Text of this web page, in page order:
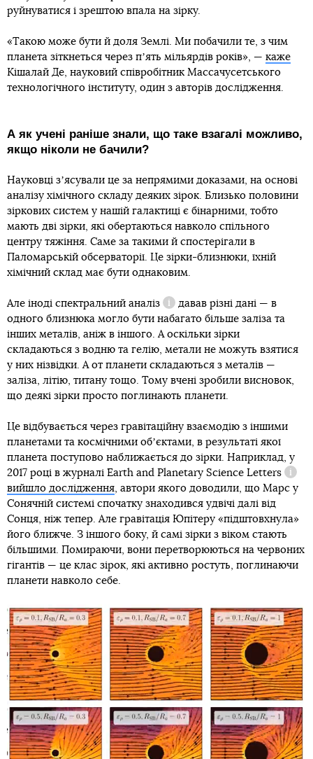
руйнуватися і зрештою впала на зірку.
«Такою може бути й доля Землі. Ми побачили те, з чим
планета зіткнеться через пʼять мільярдів років», — каже
Кішалай Де, науковий співробітник Массачусетського
технологічного інституту, один з авторів дослідження.
А як учені раніше знали, що таке взагалі можливо,
якщо ніколи не бачили?
Науковці зʼясували це за непрямими доказами, на основі
аналізу хімічного складу деяких зірок. Близько половини
зіркових систем у нашій галактиці є бінарними, тобто
мають дві зірки, які обертаються навколо спільного
центру тяжіння. Саме за такими й спостерігали в
Паломарській обсерваторії. Це зірки-близнюки, їхній
хімічний склад має бути однаковим.
Але іноді спектральний аналіз
Довідка
давав різні дані — в
одного близнюка могло бути набагато більше заліза та
інших металів, аніж в іншого. А оскільки зірки
складаються з водню та гелію, метали не можуть взятися
у них нізвідки. А от планети складаються з металів —
заліза, літію, титану тощо. Тому вчені зробили висновок,
що деякі зірки просто поглинають планети.
Це відбувається через гравітаційну взаємодію з іншими
планетами та космічними обʼєктами, в результаті якої
планета поступово наближається до зірки. Наприклад, у
2017 році в журналі Earth and Planetary Science Letters
вийшло дослідження , автори якого доводили, що Марс у
Сонячній системі спочатку знаходився удвічі далі від
Сонця, ніж тепер. Але гравітація Юпітеру «підштовхнула»
його ближче. З іншого боку, й самі зірки з віком стають
більшими. Помираючи, вони перетворюються на червоних
гігантів — це клас зірок, які активно ростуть, поглинаючи
планети навколо себе.